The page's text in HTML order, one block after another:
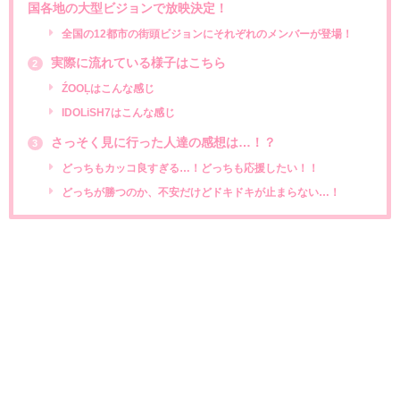
国各地の大型ビジョンで放映決定！
全国の12都市の街頭ビジョンにそれぞれのメンバーが登場！
2 実際に流れている様子はこちら
ŹOOĻはこんな感じ
IDOLiSH7はこんな感じ
3 さっそく見に行った人達の感想は…！？
どっちもカッコ良すぎる…！どっちも応援したい！！
どっちが勝つのか、不安だけどドキドキが止まらない…！